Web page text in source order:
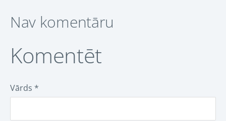
Nav komentāru
Komentēt
Vārds *